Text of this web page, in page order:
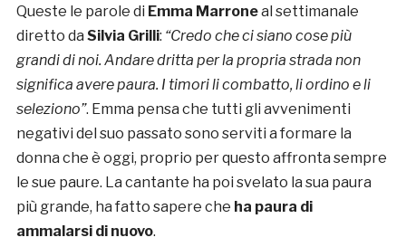
Queste le parole di Emma Marroneal settimanale
diretto da Silvia Grilli: “Credo che ci siano cose più
grandi di noi. Andare dritta per la propria strada non
significa avere paura. I timori li combatto, li ordino e li
seleziono”. Emma pensa che tutti gli avvenimenti
negativi del suo passato sono serviti a formare la
donna che è oggi, proprio per questo affronta sempre
le sue paure. La cantante ha poi svelato la sua paura
più grande, ha fatto sapere che ha paura di
ammalarsi di nuovo.